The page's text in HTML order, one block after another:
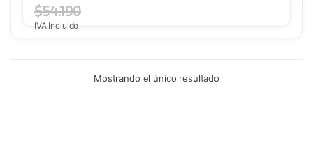
$54.190
IVA Incluido
Mostrando el único resultado